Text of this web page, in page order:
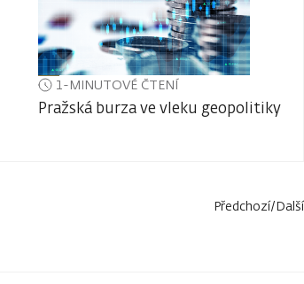
1-MINUTOVÉ ČTENÍ
Pražská burza ve vleku geopolitiky
Předchozí/Další